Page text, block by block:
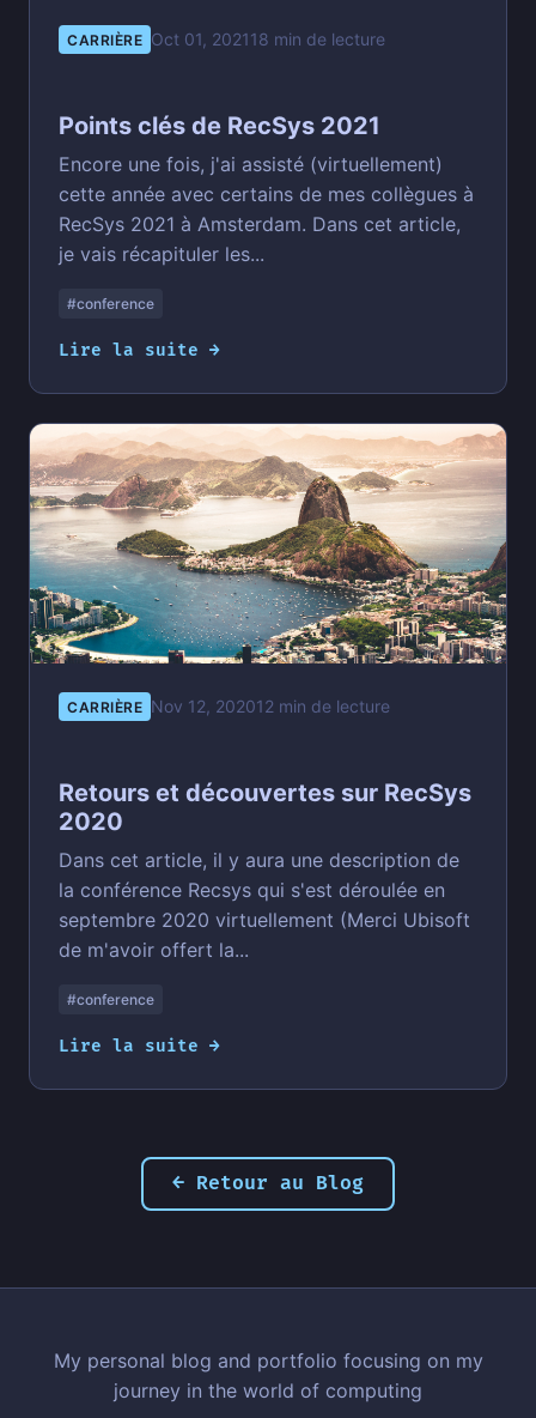
CARRIÈRE Oct 01, 202118 min de lecture
Points clés de RecSys 2021
Encore une fois, j'ai assisté (virtuellement)
cette année avec certains de mes collègues à
RecSys 2021 à Amsterdam. Dans cet article,
je vais récapituler les...
#conference
Lire la suite →
CARRIÈRE Nov 12, 202012 min de lecture
Retours et découvertes sur RecSys
2020
Dans cet article, il y aura une description de
la conférence Recsys qui s'est déroulée en
septembre 2020 virtuellement (Merci Ubisoft
de m'avoir offert la...
#conference
Lire la suite →
← Retour au Blog
My personal blog and portfolio focusing on my
journey in the world of computing